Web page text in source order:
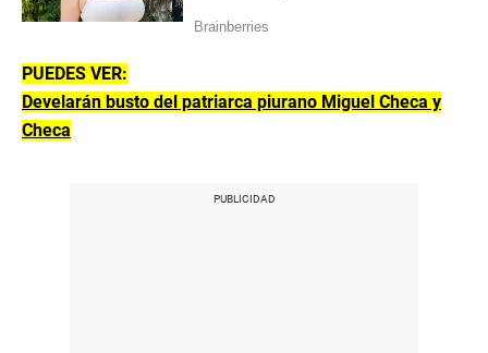
PUEDES VER:
Develarán busto del patriarca piurano Miguel Checa y
Checa